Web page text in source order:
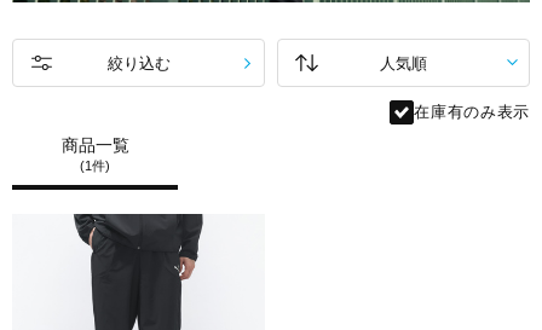
商品一覧
(1件)
絞り込む
在庫有のみ表示